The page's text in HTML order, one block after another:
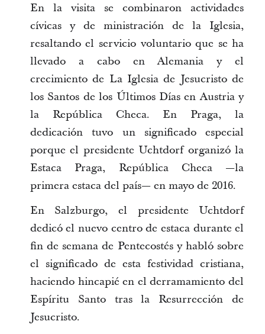
En la visita se combinaron actividades
cívicas y de ministración de la Iglesia,
resaltando el servicio voluntario que se ha
llevado a cabo en Alemania y el
crecimiento de La Iglesia de Jesucristo de
los Santos de los Últimos Días en Austria y
la República Checa. En Praga, la
dedicación tuvo un significado especial
porque el presidente Uchtdorf organizó la
Estaca Praga, República Checa —la
primera estaca del país— en mayo de 2016.
En Salzburgo, el presidente Uchtdorf
dedicó el nuevo centro de estaca durante el
fin de semana de Pentecostés y habló sobre
el significado de esta festividad cristiana,
haciendo hincapié en el derramamiento del
Espíritu Santo tras la Resurrección de
Jesucristo.